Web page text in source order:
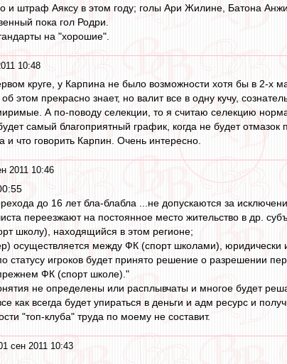
и штраф Аяксу в этом году; голы Ари Жилине, Батона
пока гол Родри.
на "хорошие".
10:48
круге, у Карпина не было возможности хотя бы в 2-х
этом прекрасно знает, но валит все в одну кучу,
А по-поводу селекции, то я считаю селекцию
самый благоприятный график, когда не будет
и что говорить Карпин. Очень интересно.
2011 10:46
до 16 лет бла-блабла ...не допускаются за
переезжают на постоянное место жительство в др.
школу), находящийся в этом регионе;
осуществляется между ФК (спорт школами),
статусу игроков будет принято решение о разрешении
ФК (спорт школе)."
не определены или расплывчаты и многое будет
как всегда будет упираться в деньги и адм ресурс и
"топ-клуба" труда по моему не составит.
сен 2011 10:43